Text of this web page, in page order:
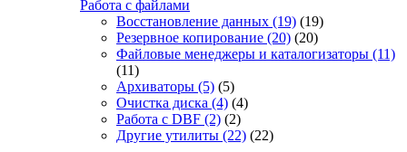
Работа с файлами
Восстановление данных (19) (19)
Резервное копирование (20) (20)
Файловые менеджеры и каталогизаторы (11)
(11)
Архиваторы (5) (5)
Очистка диска (4) (4)
Работа с DBF (2) (2)
Другие утилиты (22) (22)